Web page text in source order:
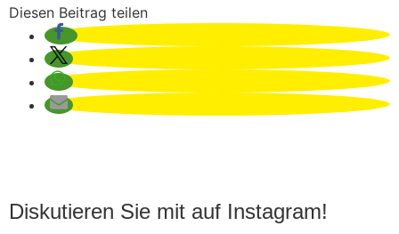
Diesen Beitrag teilen
Diskutieren Sie mit auf Instagram!